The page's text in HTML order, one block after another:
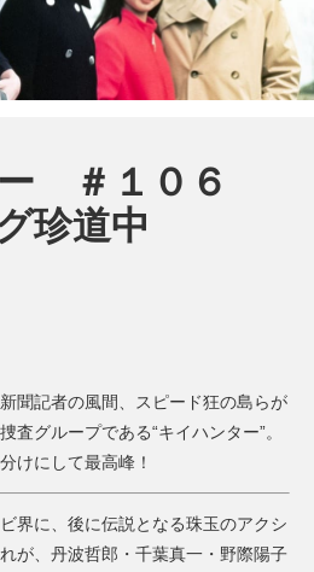
ー ＃１０６
珍道中
聞記者の風間、スピード狂の島らが
査グループである“キイハンター”。
けにして最高峰！
界に、後に伝説となる珠玉のアクシ
が、丹波哲郎・千葉真一・野際陽子